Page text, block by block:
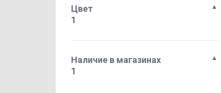
Цвет
1
Наличие в магазинах
1